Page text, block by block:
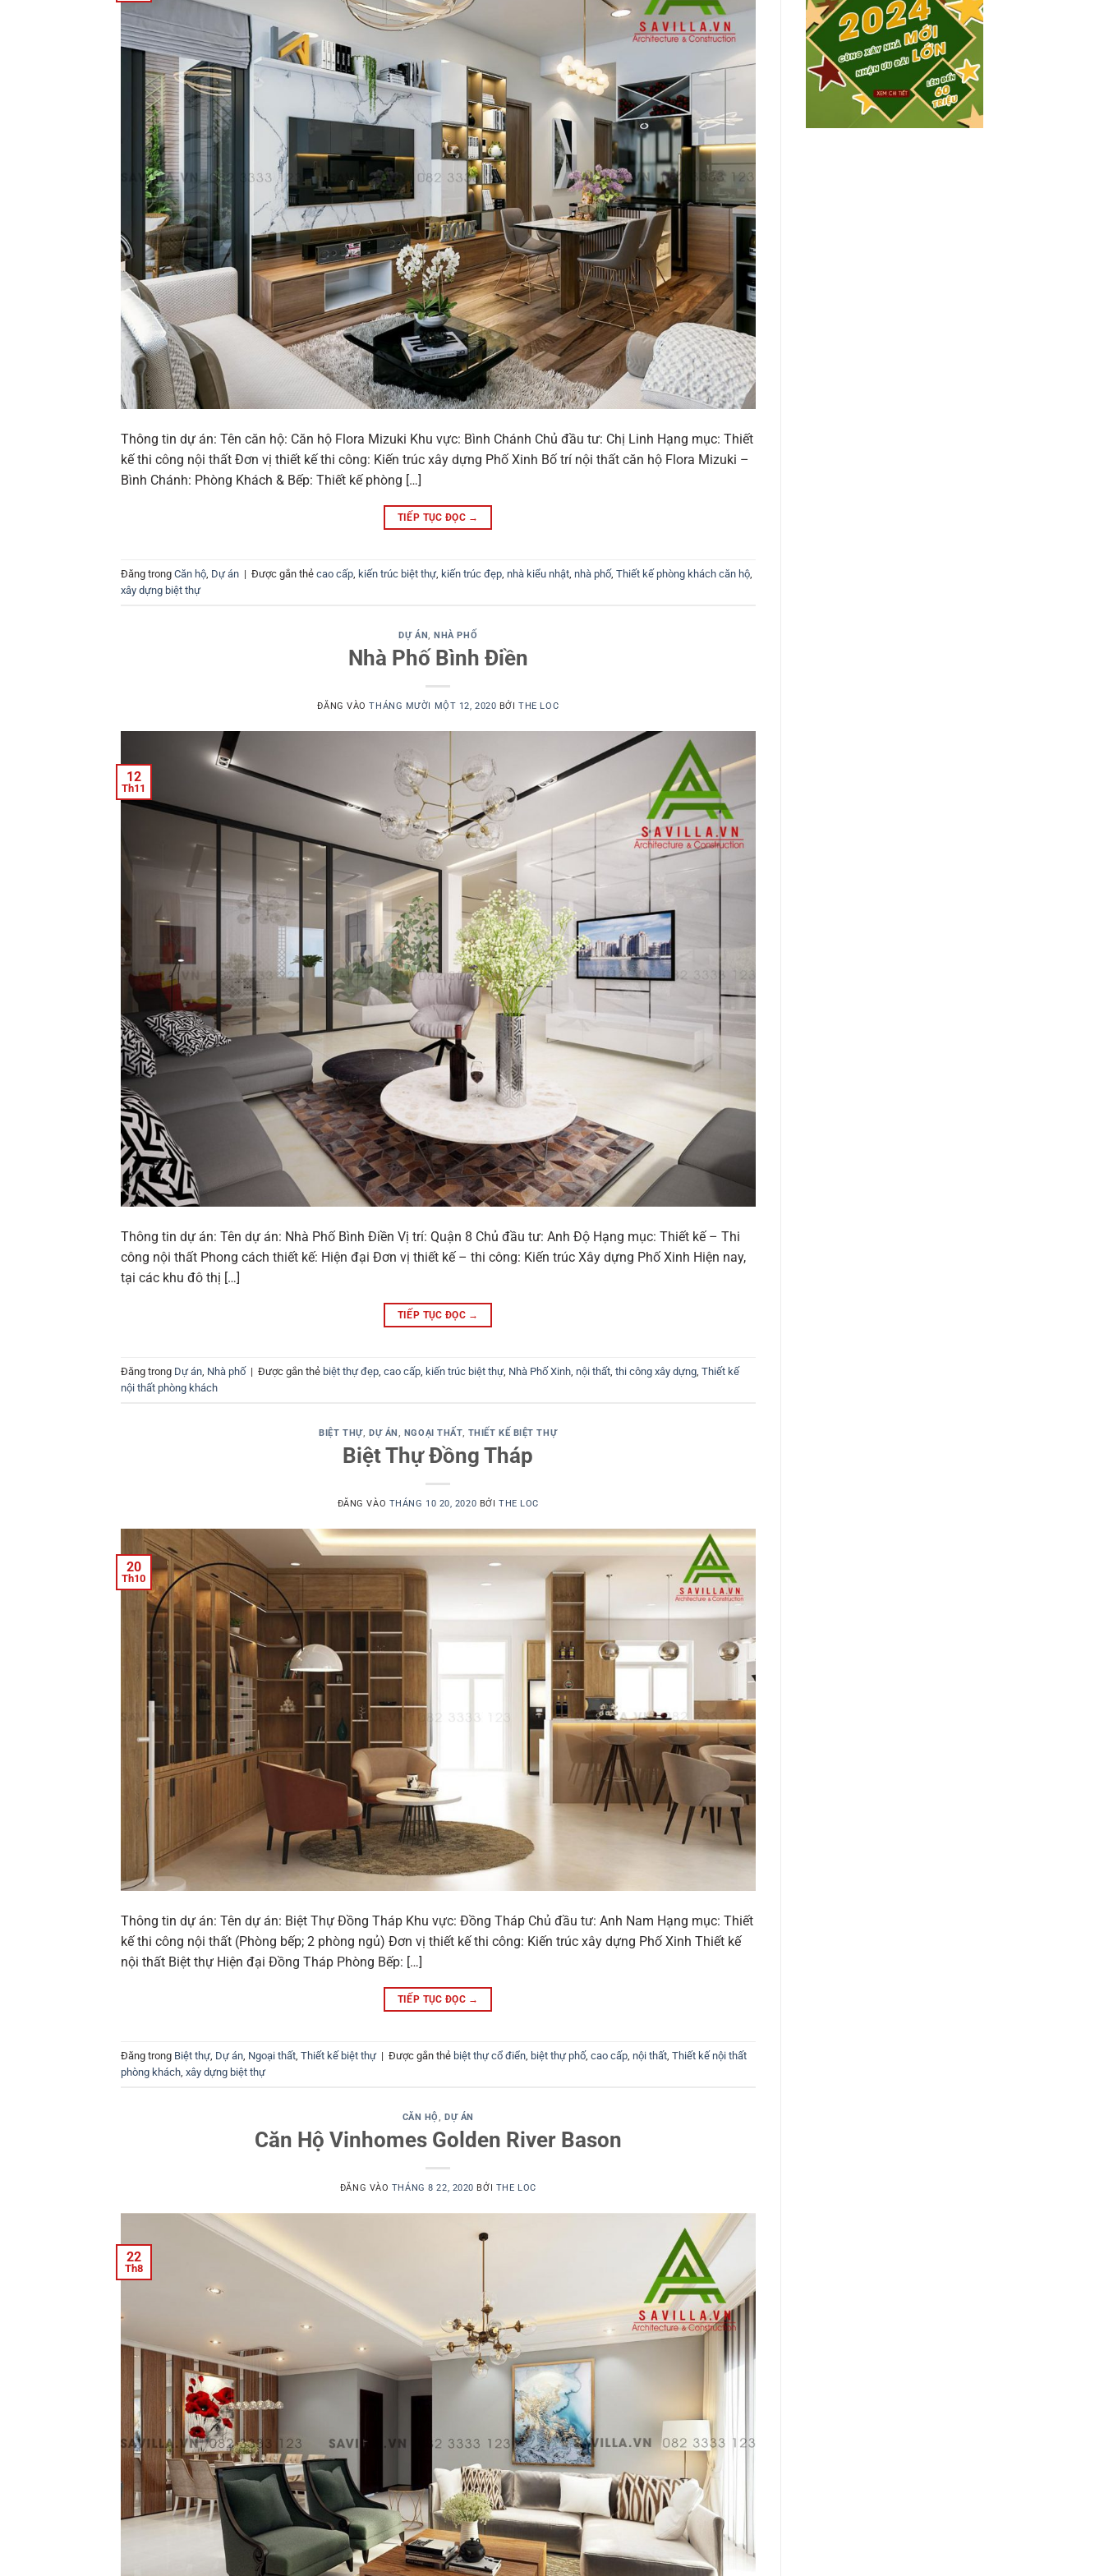
Thông tin dự án: Tên căn hộ: Căn hộ Flora Mizuki Khu vực: Bình Chánh Chủ đầu tư: Chị Linh Hạng mục: Thiết
kế thi công nội thất Đơn vị thiết kế thi công: Kiến trúc xây dựng Phố Xinh Bố trí nội thất căn hộ Flora Mizuki –
Bình Chánh: Phòng Khách & Bếp: Thiết kế phòng […]
TIẾP TỤC ĐỌC →
Đăng trong Căn hộ Dự án | Được gắn thẻ cao cấp kiến trúc biệt thự, kiến trúc đẹp nhà kiểu nhật nhà phố, Thiết kế phòng khách căn hộ
xây dựng biệt thự
DỰ ÁN, NHÀ PHỐ
Nhà Phố Bình Điền
ĐĂNG VÀOTHÁNG MƯỜI MỘT 12, 2020 BỞITHE LOC
12
Th11
Thông tin dự án: Tên dự án: Nhà Phố Bình Điền Vị trí: Quận 8 Chủ đầu tư: Anh Độ Hạng mục: Thiết kế – Thi
công nội thất Phong cách thiết kế: Hiện đại Đơn vị thiết kế – thi công: Kiến trúc Xây dựng Phố Xinh Hiện nay,
tại các khu đô thị […]
TIẾP TỤC ĐỌC →
Đăng trong Dự án Nhà phố | Được gắn thẻ biệt thự đẹp cao cấp kiến trúc biệt thự, Nhà Phố Xinh nội thất thi công xây dựng Thiết kế
nội thất phòng khách
BIỆT THỰ, DỰ ÁN , NGOẠI THẤT, THIẾT KẾ BIỆT THỰ
Biệt Thự Đồng Tháp
ĐĂNG VÀO THÁNG 10 20, 2020 BỞI THE LOC
20
Th10
Thông tin dự án: Tên dự án: Biệt Thự Đồng Tháp Khu vực: Đồng Tháp Chủ đầu tư: Anh Nam Hạng mục: Thiết
kế thi công nội thất (Phòng bếp; 2 phòng ngủ) Đơn vị thiết kế thi công: Kiến trúc xây dựng Phố Xinh Thiết kế
nội thất Biệt thự Hiện đại Đồng Tháp Phòng Bếp: […]
TIẾP TỤC ĐỌC →
Đăng trong Biệt thự, Dự án Ngoại thất Thiết kế biệt thự | Được gắn thẻ biệt thự cổ điển biệt thự phố, cao cấp nội thất Thiết kế nội thất
phòng khách xây dựng biệt thự
CĂN HỘ, DỰ ÁN
Căn Hộ Vinhomes Golden River Bason
ĐĂNG VÀO THÁNG 8 22, 2020 BỞI THE LOC
22
Th8